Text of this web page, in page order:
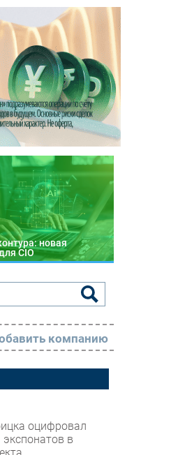
новая
CIO
компанию
оцифровал
в